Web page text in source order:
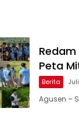
Peta
Berita
Agusen –